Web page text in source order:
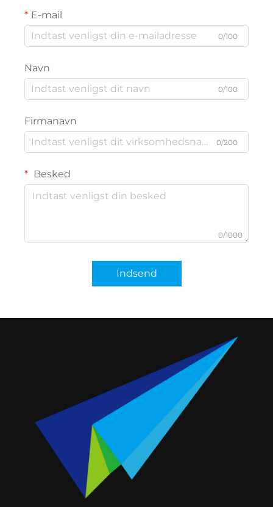
E-mail
0/100
Navn
0/100
Firmanavn
0/200
Besked
0/1000
Indsend